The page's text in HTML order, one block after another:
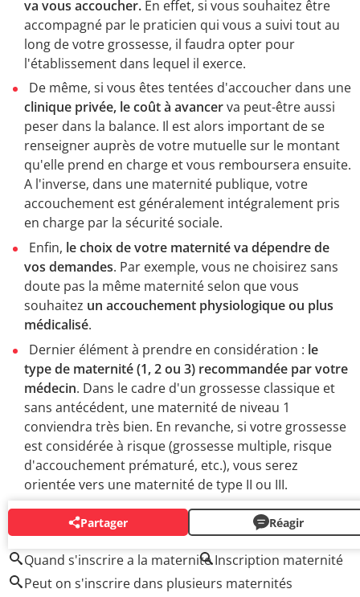
va vous accoucher. En effet, si vous souhaitez être
accompagné par le praticien qui vous a suivi tout au
long de votre grossesse, il faudra opter pour
l'établissement dans lequel il exerce.
De même, si vous êtes tentées d'accoucher dans une
clinique privée, le coût à avancerva peut-être aussi
peser dans la balance. Il est alors important de se
renseigner auprès de votre mutuelle sur le montant
qu'elle prend en charge et vous remboursera ensuite.
A l'inverse, dans une maternité publique, votre
accouchement est généralement intégralement pris
en charge par la sécurité sociale.
Enfin, le choix de votre maternité va dépendre de
vos demandes. Par exemple, vous ne choisirez sans
doute pas la même maternité selon que vous
souhaitez un accouchement physiologique ou plus
médicalisé.
Dernier élément à prendre en considération : le
type de maternité (1, 2 ou 3) recommandée par votre
médecin. Dans le cadre d'un grossesse classique et
sans antécédent, une maternité de niveau 1
conviendra très bien. En revanche, si votre grossesse
est considérée à risque (grossesse multiple, risque
d'accouchement prématuré, etc.), vous serez
orientée vers une maternité de type II ou III.
Partager Réagir
AUTOUR DU MÊME SUJET
Quand s'inscrire a la maternite Inscription maternité
Peut on s'inscrire dans plusieurs maternités